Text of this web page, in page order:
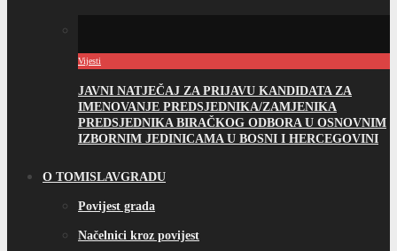
Vijesti
JAVNI NATJEČAJ ZA PRIJAVU KANDIDATA ZA
IMENOVANJE PREDSJEDNIKA/ZAMJENIKA
PREDSJEDNIKA BIRAČKOG ODBORA U OSNOVNIM
IZBORNIM JEDINICAMA U BOSNI I HERCEGOVINI
O TOMISLAVGRADU
Povijest grada
Načelnici kroz povijest